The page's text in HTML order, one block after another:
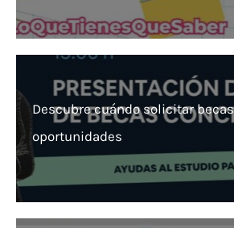
Descubre cuándo solicitar
oportunidades